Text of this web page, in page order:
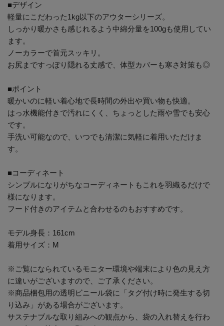
■デザイン
軽量にこだわった1kg以下のアウターシリーズ。
しっかり暖かさも感じれるよう中綿分量を100gも使用してい
ます。
ノーカラーで首元スッキリ。
お尻まですっぽり隠れる丈感で、体型カバーも寒さ対策も◎
■ポイント
暖かいのに軽い着心地で長時間の外出や買い物も快適。
はっ水機能付きで汚れにくく、ちょっとした雨や雪でも安心
です。
手洗い可能なので、いつでも清潔に気軽に着用いただけま
す。
■コーディネート
シンプルになりがちなコーディネートもこれを羽織るだけで
様になります。
フード付きのアイテムと合わせるのもおすすめです。
モデル身長：161cm
着用サイズ：M
※ご覧になられているモニター環境や端末により色の見え方
に違いがございますので、ご了承ください。
※商品梱包用の透明ビニール袋に「タグ付け時に発生する切
り込み」がある場合がございます。
サステナブルな取り組みへの観点から、袋の入れ替えを行わ